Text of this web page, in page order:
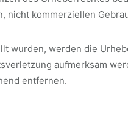
nicht kommerziellen
wurden, werden die
aufmerksam
entfernen.